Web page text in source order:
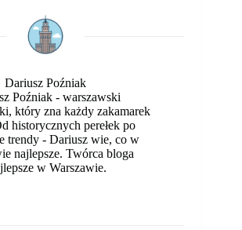
Dariusz Poźniak
Poźniak - warszawski
który zna każdy zakamarek
historycznych perełek po
trendy - Dariusz wie, co w
najlepsze. Twórca bloga
w Warszawie.